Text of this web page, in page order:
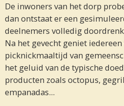
De inwoners van het dorp
dan ontstaat er een
deelnemers volledig
Na het gevecht geniet iedereen
picknickmaaltijd van
het geluid van de typische
producten zoals octopus,
empanadas...